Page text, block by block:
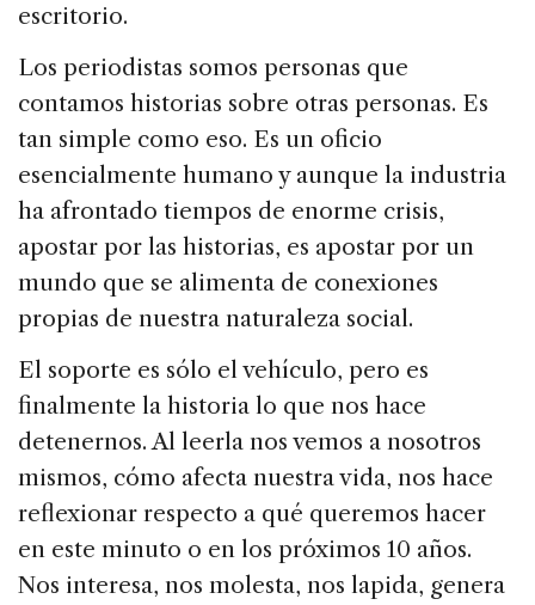
escritorio.
Los periodistas somos personas que
contamos historias sobre otras personas. Es
tan simple como eso. Es un oficio
esencialmente humano y aunque la industria
ha afrontado tiempos de enorme crisis,
apostar por las historias, es apostar por un
mundo que se alimenta de conexiones
propias de nuestra naturaleza social.
El soporte es sólo el vehículo, pero es
finalmente la historia lo que nos hace
detenernos. Al leerla nos vemos a nosotros
mismos, cómo afecta nuestra vida, nos hace
reflexionar respecto a qué queremos hacer
en este minuto o en los próximos 10 años.
Nos interesa, nos molesta, nos lapida, genera